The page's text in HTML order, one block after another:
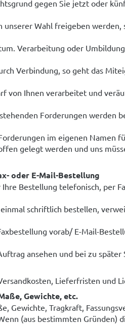
gegen Sie jetzt oder
unserer Wahl freigeben
Verarbeitung oder
Verbindung, so geht das
von Ihnen verarbeitet und
Forderungen werden
im eigenen Namen
gelegt werden und uns
oder E-Mail-Bestellung
Bestellung telefonisch, per
schriftlich bestellen,
vorab/ E-Mail-
ansehen und bei zu
Lieferfristen und
Gewichte, etc.
Gewichte, Tragkraft,
(aus bestimmten Gründen)